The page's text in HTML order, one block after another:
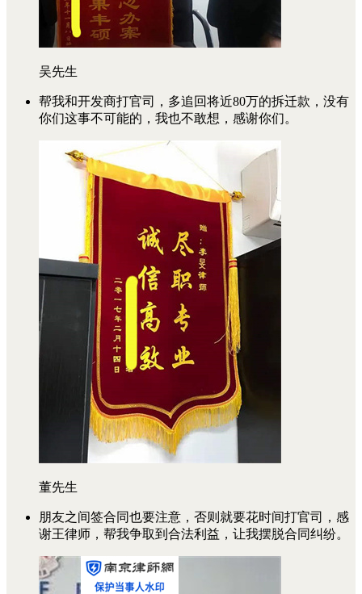
吴先生
帮我和开发商打官司，多追回将近80万的拆迁款，没有
你们这事不可能的，我也不敢想，感谢你们。
董先生
朋友之间签合同也要注意，否则就要花时间打官司，感
谢王律师，帮我争取到合法利益，让我摆脱合同纠纷。